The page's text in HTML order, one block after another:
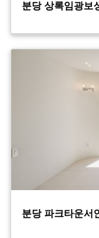
분당 상록임광보
분당 파크타운서